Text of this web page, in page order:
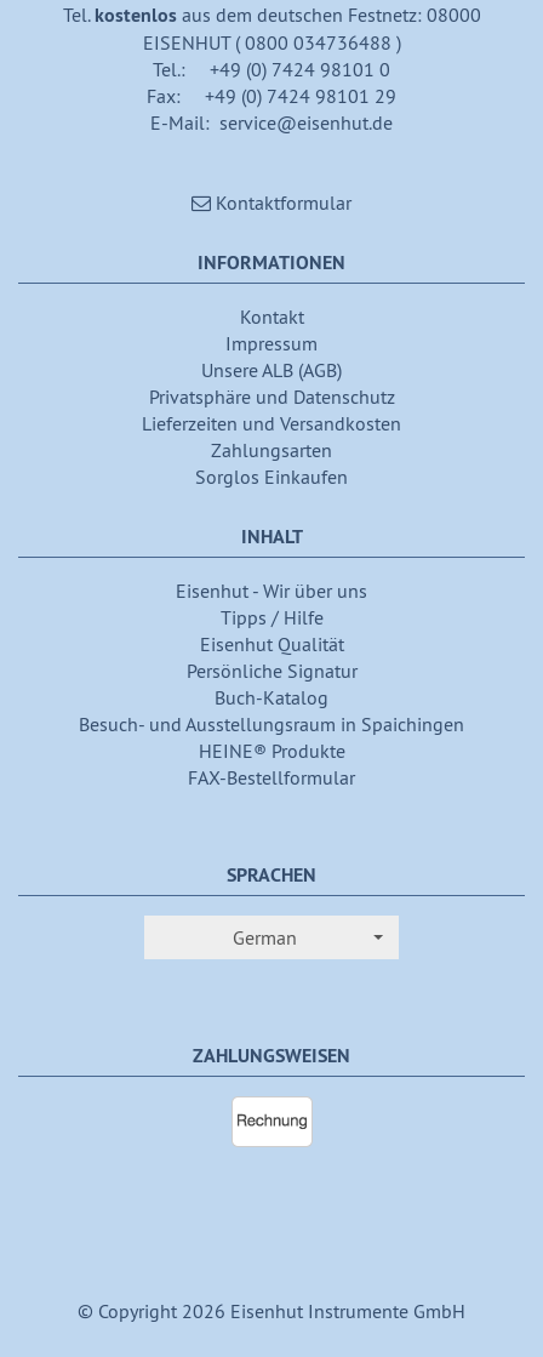
Tel. kostenlosaus dem deutschen Festnetz: 08000
EISENHUT ( 0800 034736488 )
Tel.: +49 (0) 7424 98101 0
Fax: +49 (0) 7424 98101 29
E-Mail: service@eisenhut.de
Kontaktformular
INFORMATIONEN
Kontakt
Impressum
Unsere ALB (AGB)
Privatsphäre und Datenschutz
Lieferzeiten und Versandkosten
Zahlungsarten
Sorglos Einkaufen
INHALT
Eisenhut - Wir über uns
Tipps / Hilfe
Eisenhut Qualität
Persönliche Signatur
Buch-Katalog
Besuch- und Ausstellungsraum in Spaichingen
HEINE® Produkte
FAX-Bestellformular
SPRACHEN
German
ZAHLUNGSWEISEN
© Copyright 2026 Eisenhut Instrumente GmbH